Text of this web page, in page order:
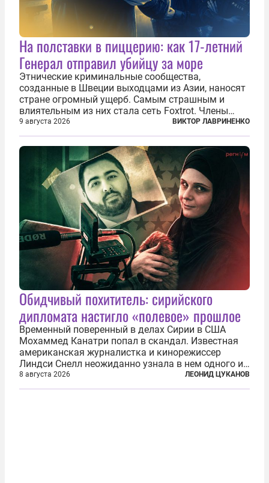
На полставки в пиццерию: как 17-летний
Генерал отправил убийцу за море
Этнические криминальные сообщества,
созданные в Швеции выходцами из Азии, наносят
стране огромный ущерб. Самым страшным и
влиятельным из них стала сеть Foxtrot. Члены
этой сети не только убивают и грабят шведов,
подсаживают их на наркотики, но и совершают
нечто еще даже более страшное — массово...
9 августа 2026 ВИКТОР ЛАВРИНЕНКО
Обидчивый похититель: сирийского
дипломата настигло «полевое» прошлое
Временный поверенный в делах Сирии в США
Мохаммед Канатри попал в скандал. Известная
американская журналистка и кинорежиссер
Линдси Снелл неожиданно узнала в нем одного из
бандитов, похитивших ее в сирийском Алеппо в
2016 году. Журналистка убеждена, что Канатри, в
8 августа 2026 ЛЕОНИД ЦУКАНОВ